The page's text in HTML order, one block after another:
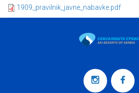
1909_pravilnik_javne_nabavke.pdf